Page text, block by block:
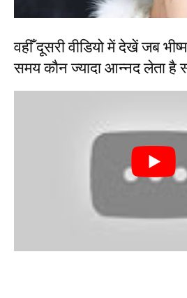
वहीँ दूसरी वीडियो में देखें जब
समय कौन ज्यादा आन्नद लेता है